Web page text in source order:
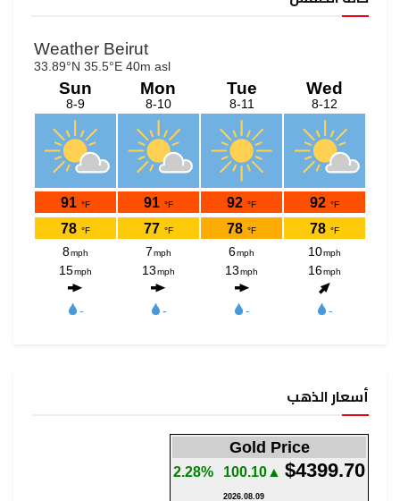
أسعار الذهب
Gold Price
$4399.70
▲100.10
2.28%
2026.08.09